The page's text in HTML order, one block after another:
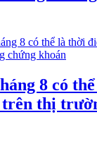
8 có
thị